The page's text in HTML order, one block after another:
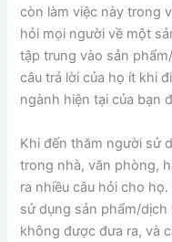
còn làm việc này trong
hỏi mọi người về một
tập trung vào sản
câu trả lời của họ ít khi
ngành hiện tại của bạn
Khi đến thăm người sử
trong nhà, văn phòng,
ra nhiều câu hỏi cho
sử dụng sản phẩm/
không được đưa ra, và